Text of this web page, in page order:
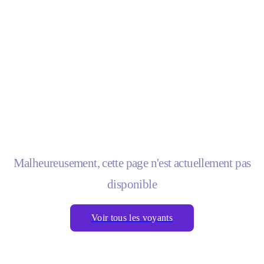
Malheureusement, cette page n'est actuellement pas
disponible
Voir tous les voyants